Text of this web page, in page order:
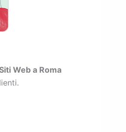
Web a Roma